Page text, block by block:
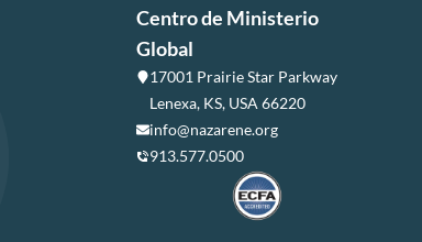
Centro de Ministerio
Global
17001 Prairie Star Parkway
Lenexa, KS, USA 66220
info@nazarene.org
913.577.0500